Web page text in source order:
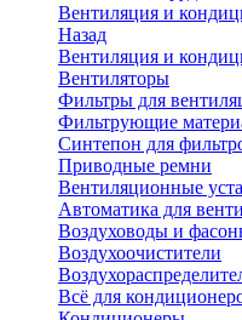
Вентиляция и
Назад
Вентиляция и
Вентиляторы
Фильтры для
Фильтрующие
Синтепон для
Приводные ремни
Вентиляционные
Автоматика для
Воздуховоды и
Воздухоочистители
Всё для